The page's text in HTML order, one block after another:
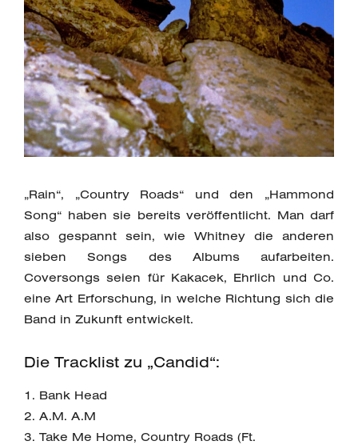
„Rain“, „Country Roads“ und den „Hammond
Song“ haben sie bereits veröffentlicht. Man darf
also gespannt sein, wie Whitney die anderen
sieben Songs des Albums aufarbeiten.
Coversongs seien für Kakacek, Ehrlich und Co.
eine Art Erforschung, in welche Richtung sich die
Band in Zukunft entwickelt.
Die Tracklist zu „Candid“:
1. Bank Head
2. A.M. A.M
3. Take Me Home, Country Roads (Ft.